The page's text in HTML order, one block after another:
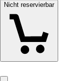
Nicht reservierbar